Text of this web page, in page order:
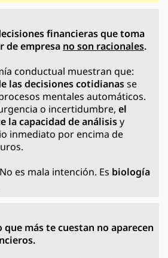
financieras que toma
de empresa no son racionales.
conductual muestran que:
las decisiones cotidianasse
mentales automáticos.
o incertidumbre, el
la capacidad de análisisy
inmediato por encima de
es mala intención. Es biología
que más te cuestan no aparecen